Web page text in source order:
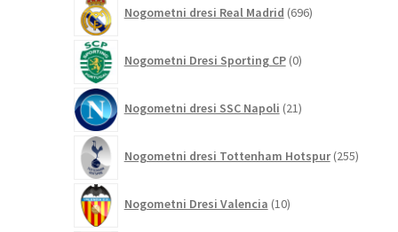
Nogometni dresi Real Madrid 696izdelkov
Nogometni Dresi Sporting CP 0izdelkov
Nogometni dresi SSC Napoli 21izdelkov
Nogometni dresi Tottenham Hotspur 255
Nogometni Dresi Valencia 10izdelkov